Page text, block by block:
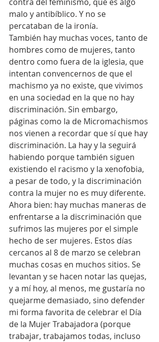
malo y antibíblico. Y no se
percataban de la ironía.
También hay muchas voces, tanto de
hombres como de mujeres, tanto
dentro como fuera de la iglesia, que
intentan convencernos de que el
machismo ya no existe, que vivimos
en una sociedad en la que no hay
discriminación. Sin embargo,
páginas como la de Micromachismos
nos vienen a recordar que sí que hay
discriminación. La hay y la seguirá
habiendo porque también siguen
existiendo el racismo y la xenofobia,
a pesar de todo, y la discriminación
contra la mujer no es muy diferente.
Ahora bien: hay muchas maneras de
enfrentarse a la discriminación que
sufrimos las mujeres por el simple
hecho de ser mujeres. Estos días
cercanos al 8 de marzo se celebran
muchas cosas en muchos sitios. Se
levantan y se hacen notar las quejas,
y a mí hoy, al menos, me gustaría no
quejarme demasiado, sino defender
mi forma favorita de celebrar el Día
de la Mujer Trabajadora (porque
trabajar, trabajamos todas, incluso